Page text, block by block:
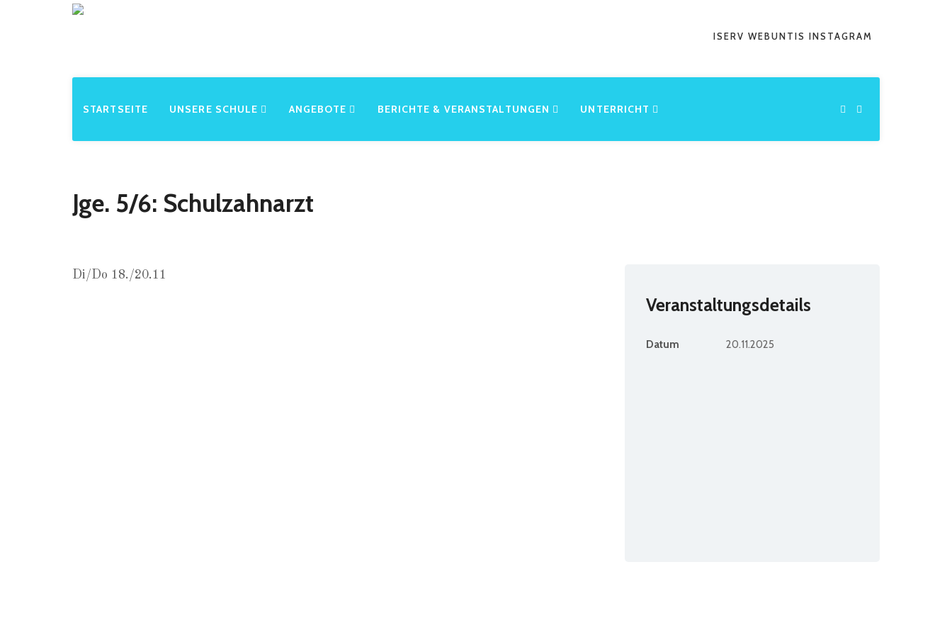
ISERV WEBUNTIS INSTAGRAM
STARTSEITE UNSERE SCHULE ANGEBOTE BERICHTE & VERANSTALTUNGEN UNTERRICHT
Jge. 5/6: Schulzahnarzt
Di/Do 18./20.11
Veranstaltungsdetails
Datum 20.11.2025